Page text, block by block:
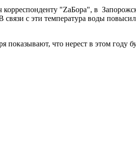
"ZaБора", в
связи с эти температура воды
показывают, что нерест в этом году